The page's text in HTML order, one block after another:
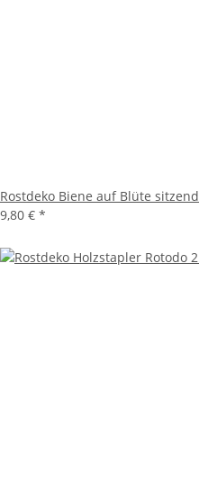
Rostdeko Biene auf Blüte
9,80 € *